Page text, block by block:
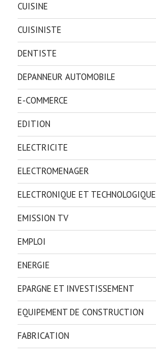
CUISINE
CUISINISTE
DENTISTE
DEPANNEUR AUTOMOBILE
E-COMMERCE
EDITION
ELECTRICITE
ELECTROMENAGER
ELECTRONIQUE ET TECHNOLOGIQUE
EMISSION TV
EMPLOI
ENERGIE
EPARGNE ET INVESTISSEMENT
EQUIPEMENT DE CONSTRUCTION
FABRICATION